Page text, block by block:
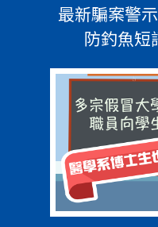
最新騙案警
防釣魚短